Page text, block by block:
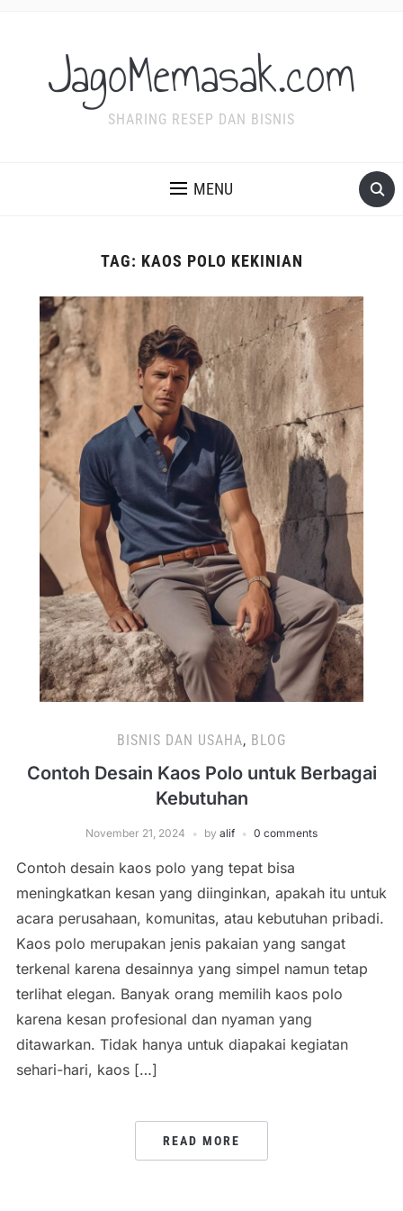
JagoMemasak.com
SHARING RESEP DAN BISNIS
MENU
TAG: KAOS POLO KEKINIAN
BISNIS DAN USAHA, BLOG
Contoh Desain Kaos Polo untuk Berbagai
Kebutuhan
November 21, 2024 by alif 0 comments
Contoh desain kaos polo yang tepat bisa
meningkatkan kesan yang diinginkan, apakah itu untuk
acara perusahaan, komunitas, atau kebutuhan pribadi.
Kaos polo merupakan jenis pakaian yang sangat
terkenal karena desainnya yang simpel namun tetap
terlihat elegan. Banyak orang memilih kaos polo
karena kesan profesional dan nyaman yang
ditawarkan. Tidak hanya untuk diapakai kegiatan
sehari-hari, kaos […]
READ MORE